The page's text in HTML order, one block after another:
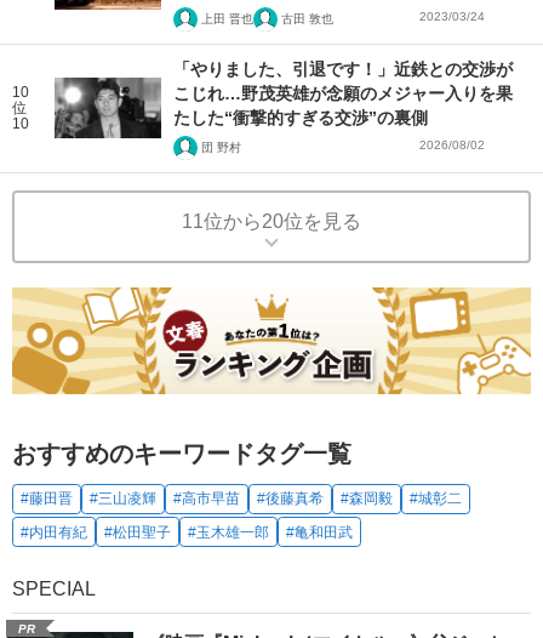
上田 晋也 古田 敦也 2023/03/24
10
位
10
「やりました、引退です！」近鉄との交渉が
こじれ…野茂英雄が念願のメジャー入りを果
たした“衝撃的すぎる交渉”の裏側
団 野村 2026/08/02
11位から20位を見る
おすすめのキーワードタグ一覧
#藤田晋 #三山凌輝 #高市早苗 #後藤真希 #森岡毅
#城彰二
#内田有紀
#松田聖子 #玉木雄一郎 #亀和田武
SPECIAL
PR